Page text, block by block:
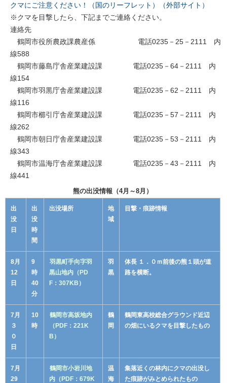
クマにご注意ください！（国のリーフレット）（外部サイト）
※クマを目撃したら、下記までご連絡ください。
連絡先
鶴岡市役所農政課農産係 電話0235－25－2111 内
線588
鶴岡市藤島庁舎産業建設課 電話0235－64－2111 内
線154
鶴岡市羽黒庁舎産業建設課 電話0235－62－2111 内
線116
鶴岡市櫛引庁舎産業建設課 電話0235－57－2111 内
線262
鶴岡市朝日庁舎産業建設課 電話0235－53－2111 内
線343
鶴岡市温海庁舎産業建設課 電話0235－43－2111 内
線441
熊の出没情報（4月～8月）
出
没
日
出
没
時
間
出没場所
地
域
目撃・痕跡情報
8月
12
日
9
時
40
分
羽黒町手向字羽
黒山地内（PD
F：307KB）
羽
黒
体長 １．０ｍ前後の熊１頭が道
路を横断。
7月
３
０
日
10
時
鶴岡市高坂地内
（PDF：221K
B）
鶴
岡
鶴岡東高校総合グラウンド近辺
の畑にいるクマを目撃したもの
7月
29
鶴岡市小岩川地
内（PDF：679K
温
海
集落近くの林内にクマの出没し
た痕跡がみとめられたもの